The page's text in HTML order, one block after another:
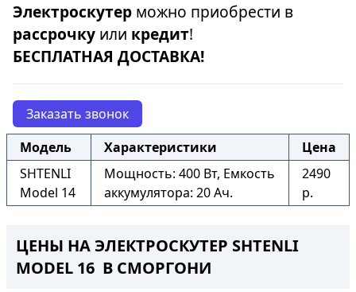
Электроскутер можно приобрести в
рассрочку или кредит!
БЕСПЛАТНАЯ ДОСТАВКА!
Заказать звонок
Модель
Характеристики
Цена
SHTENLI
Model 14
Мощность: 400 Вт, Емкость
аккумулятора: 20 Ач.
2490
р.
ЦЕНЫ НА ЭЛЕКТРОСКУТЕР SHTENLI
MODEL 16 В СМОРГОНИ